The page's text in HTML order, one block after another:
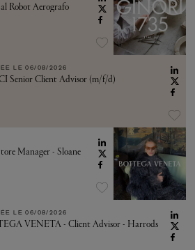
Robot Aerografo
LE 06/08/2026
Senior Client Advisor (m/f/d)
Manager - Sloane
LE 06/08/2026
VENETA - Client Advisor - Harrods